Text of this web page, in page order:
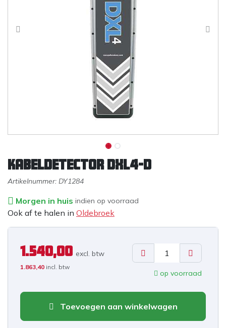
Kabeldetector DXL4-D
Artikelnummer: DY1284
Morgen in huis indien op voorraad
Ook af te halen in Oldebroek
1.540,00 excl. btw
1.863,40 incl. btw
op voorraad
Toevoegen aan winkelwagen